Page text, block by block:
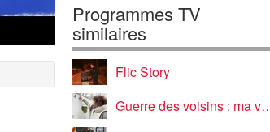
Programmes TV
similaires
Flic Story
Guerre des voisins : ma vie est un enfer